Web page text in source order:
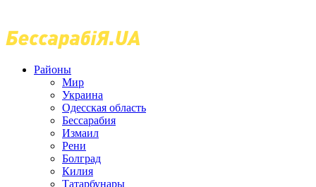
Районы
Мир
Украина
Одесская область
Бессарабия
Измаил
Рени
Болград
Килия
Татарбунары